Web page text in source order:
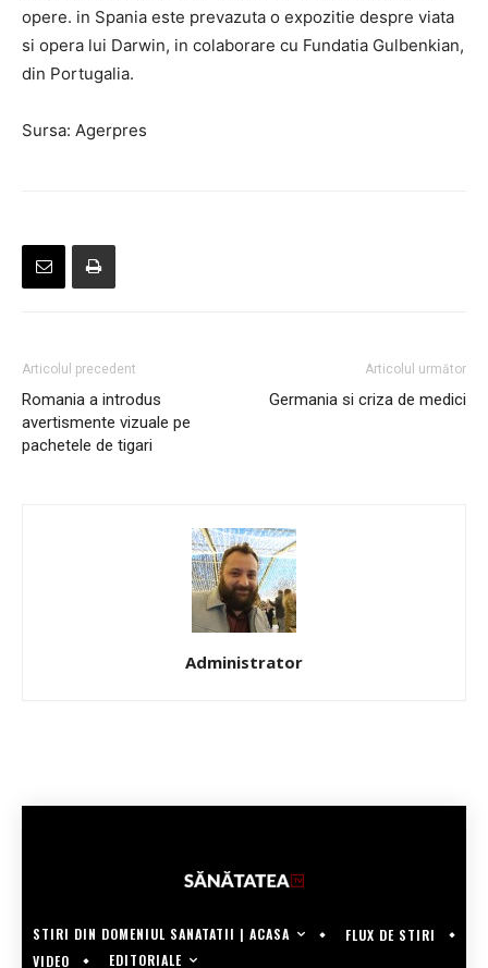
opere. in Spania este prevazuta o expozitie despre viata
si opera lui Darwin, in colaborare cu Fundatia Gulbenkian,
din Portugalia.
Sursa: Agerpres
Articolul precedent
Romania a introdus
avertismente vizuale pe
pachetele de tigari
Articolul următor
Germania si criza de medici
Administrator
STIRI DIN DOMENIUL SANATATII | ACASA
FLUX DE STIRI
VIDEO
EDITORIALE